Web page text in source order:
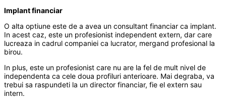
Implant financiar
O alta optiune este de a avea un consultant financiar ca implant.
In acest caz, este un profesionist independent extern, dar care
lucreaza in cadrul companiei ca lucrator, mergand profesional la
birou.
In plus, este un profesionist care nu are la fel de mult nivel de
independenta ca cele doua profiluri anterioare. Mai degraba, va
trebui sa raspundeti la un director financiar, fie el extern sau
intern.